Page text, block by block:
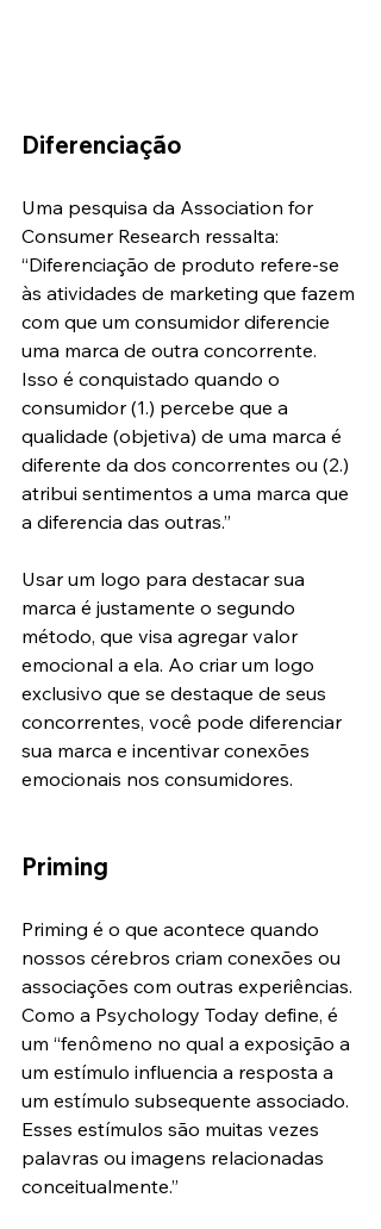
Diferenciação
Uma pesquisa da Association for
Consumer Research ressalta:
“Diferenciação de produto refere-se
às atividades de marketing que fazem
com que um consumidor diferencie
uma marca de outra concorrente.
Isso é conquistado quando o
consumidor (1.) percebe que a
qualidade (objetiva) de uma marca é
diferente da dos concorrentes ou (2.)
atribui sentimentos a uma marca que
a diferencia das outras.”
Usar um logo para destacar sua
marca é justamente o segundo
método, que visa agregar valor
emocional a ela. Ao criar um logo
exclusivo que se destaque de seus
concorrentes, você pode diferenciar
sua marca e incentivar conexões
emocionais nos consumidores.
Priming
Priming é o que acontece quando
nossos cérebros criam conexões ou
associações com outras experiências.
Como a Psychology Today define, é
um “fenômeno no qual a exposição a
um estímulo influencia a resposta a
um estímulo subsequente associado.
Esses estímulos são muitas vezes
palavras ou imagens relacionadas
conceitualmente.”